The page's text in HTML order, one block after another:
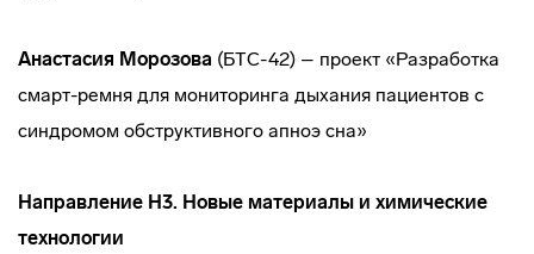
Анастасия Морозова (БТС-42) – проект «Разработка
смарт-ремня для мониторинга дыхания пациентов с
синдромом обструктивного апноэ сна»
Направление Н3. Новые материалы и химические
технологии